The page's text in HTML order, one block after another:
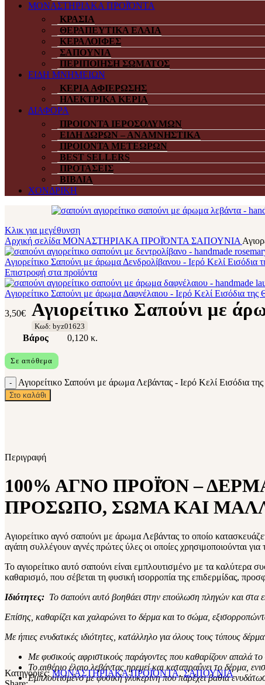
ΜΟΝΑΣΤΗΡΙΑΚΑ ΠΡΟΪΌΝΤΑ
ΚΡΑΣΙΑ
ΘΕΡΑΠΕΥΤΙΚΑ ΕΛΑΙΑ
ΚΕΡΑΛΟΙΦΕΣ
ΣΑΠΟΥΝΙΑ
ΠΕΡΙΠΟΙΗΣΗ ΣΩΜΑΤΟΣ
ΕΙΔΗ ΜΝΗΜΕΙΩΝ
ΚΕΡΙΑ ΑΦΙΕΡΩΣΗΣ
ΗΛΕΚΤΡΙΚΑ ΚΕΡΙΑ
ΔΙΑΦΟΡΑ
ΠΡΟΙΟΝΤΑ ΙΕΡΟΣΟΛΥΜΩΝ
ΕΙΔΗ ΔΩΡΩΝ – ΑΝΑΜΝΗΣΤΙΚΑ
ΠΡΟΙΟΝΤΑ ΜΕΤΕΩΡΩΝ
BEST SELLERS
ΠΡΟΤΑΣΕΙΣ
ΒΙΒΛΙΑ
ΧΟΝΔΡΙΚΗ
Κλικ για μεγέθυνση
Αρχική σελίδα ΜΟΝΑΣΤΗΡΙΑΚΑ ΠΡΟΪΌΝΤΑ ΣΑΠΟΥΝΙΑ
Αγιορείτικο Σαπούνι με άρωμα Δενδρολίβανου - Ιερό Κελί Εισόδια
Επιστροφή στα προϊόντα
Αγιορείτικο Σαπούνι με άρωμα Δαφνέλαιου - Ιερό Κελί Εισόδια
Αγιορείτικο Σαπούνι με
3,50€
Κωδ: byz01623
Βάρος 0,120 κ.
Σε απόθεμα
Αγιορείτικο Σαπούνι με άρωμα Λεβάντας - Ιερό Κελί Εισόδια
Στο καλάθι
Περιγραφή
100% ΑΓΝΟ ΠΡΟΪΌΝ –
ΠΡΟΣΩΠΟ, ΣΩΜΑ ΚΑΙ
Αγιορείτικο αγνό σαπούνι με άρωμα Λεβάντας το οποίο
αγάπη συλλέγουν αγνές πρώτες ύλες οι οποίες χρησιμοποιούνται
Το αγιορείτικο αυτό σαπούνι είναι εμπλουτισμένο με τα καλύτερα
καθαρισμό, που σέβεται τη φυσική ισορροπία της επιδερμίδας,
Ιδιότητες: Το σαπούνι αυτό βοηθάει στην επούλωση πληγών και στα
Επίσης, καθαρίζει και χαλαρώνει το δέρμα και το σώμα,
Με ήπιες ενυδατικές ιδιότητες, κατάλληλο για όλους τους τύπους
Με φυσικούς αφριστικούς παράγοντες που καθαρίζουν απαλά
Το αιθέριο έλαιο λεβάντας ηρεμεί και καταπραΰνει το δέρμα,
Εμπλουτισμένο με φυσική γλυκερίνη που παρέχει βαθιά
Κατηγορίες: ΜΟΝΑΣΤΗΡΙΑΚΑ ΠΡΟΪΌΝΤΑ, ΣΑΠΟΥΝΙΑ